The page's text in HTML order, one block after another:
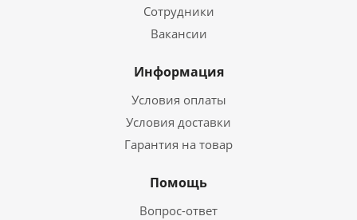
Сотрудники
Вакансии
Информация
Условия оплаты
Условия доставки
Гарантия на товар
Помощь
Вопрос-ответ